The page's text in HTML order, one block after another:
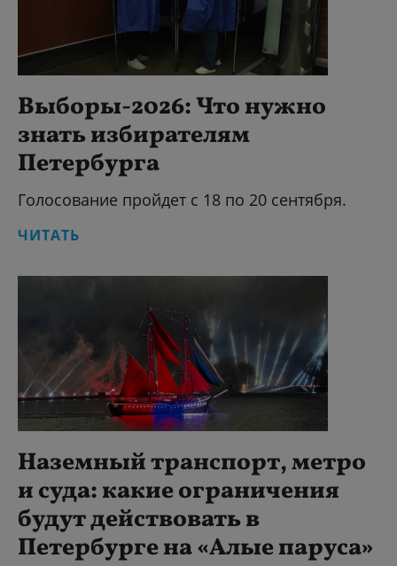
Выборы-2026: Что нужно
знать избирателям
Петербурга
Голосование пройдет с 18 по 20 сентября.
ЧИТАТЬ
Наземный транспорт, метро
и суда: какие ограничения
будут действовать в
Петербурге на «Алые паруса»